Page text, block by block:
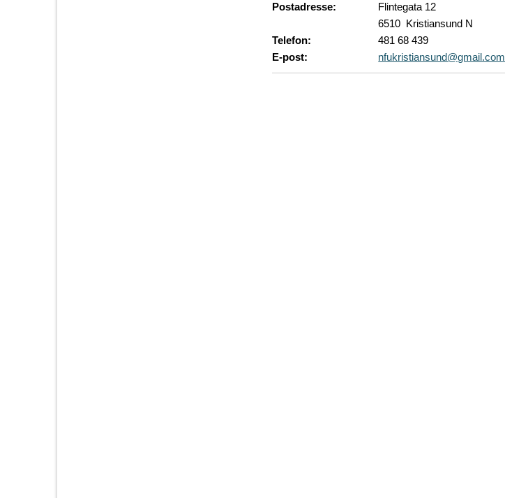
Postadresse:
Flintegata 12
6510 Kristiansund N
Telefon:
481 68 439
E-post:
nfukristiansund@gmail.com